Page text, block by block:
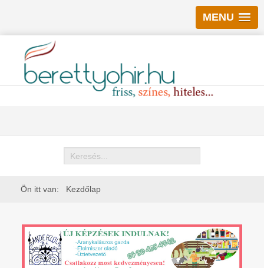
MENU
Keresés
Ön itt van: Kezdőlap